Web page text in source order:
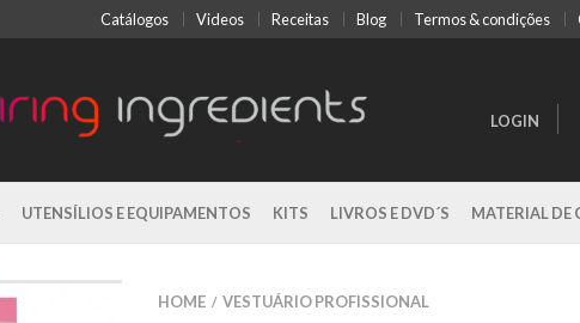
Catálogos Videos Receitas Blog Termos & condições
LOGIN
UTENSÍLIOS E EQUIPAMENTOS KITS LIVROS E DVD´S MATERIAL DE
HOME / VESTUÁRIO PROFISSIONAL